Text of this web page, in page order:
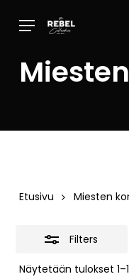
content
Menu Cart
Etusivu Miesten
Filters
Näytetään tulokset